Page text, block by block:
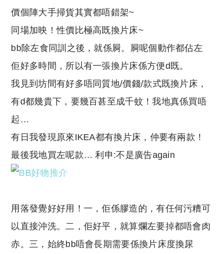
價個陣大手掃貨其實都唔錯架~
同場加映！性價比極高既換片床~
bb除左食同訓之後，就係屙。屙呢個動作都佔左
佢好多時間，所以有一張換片床係方便d既。
我見到坊間有好多唔同質地/價錢/款式既換片床，
有d都幾貴下，要幾百甚至成千蚊！我地真係買唔
起…
有日我發現原來IKEA都有換片床，仲要有兩款！
最後我地買左呢款… 利申:不是廣告again
用落發覺好好用！一，佢係膠造的，有任何污糟可
以直接沖洗。二，佢好平，就算爛左要掉都唔會肉
赤。三，始終bb唔會長期需要係換片床度換尿